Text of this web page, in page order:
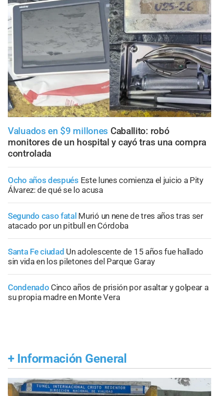
Valuados en $9 millones Caballito: robó
monitores de un hospital y cayó tras una compra
controlada
Ocho años después Este lunes comienza el juicio a Pity
Álvarez: de qué se lo acusa
Segundo caso fatal Murió un nene de tres años tras ser
atacado por un pitbull en Córdoba
Santa Fe ciudad Un adolescente de 15 años fue hallado
sin vida en los piletones del Parque Garay
Condenado Cinco años de prisión por asaltar y golpear a
su propia madre en Monte Vera
+ Información General